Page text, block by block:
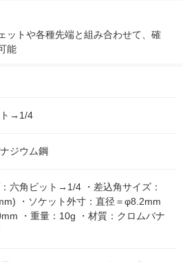
ットや各種先端と組み合わせて、確
能
ト→1/4
ジウム鋼
：六角ビット→1/4 ・差込角サイズ：
・ソケット外寸：直径＝φ8.2mm
・重量：10g ・材質：クロムバナ